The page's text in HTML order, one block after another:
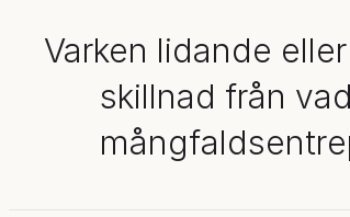
Varken lidande
skillnad från